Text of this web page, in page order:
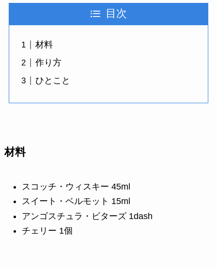
目次
材料
作り方
ひとこと
材料
スコッチ・ウィスキー 45ml
スイート・ベルモット 15ml
アンゴスチュラ・ビターズ 1dash
チェリー 1個